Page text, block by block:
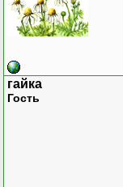
гайка
Гость